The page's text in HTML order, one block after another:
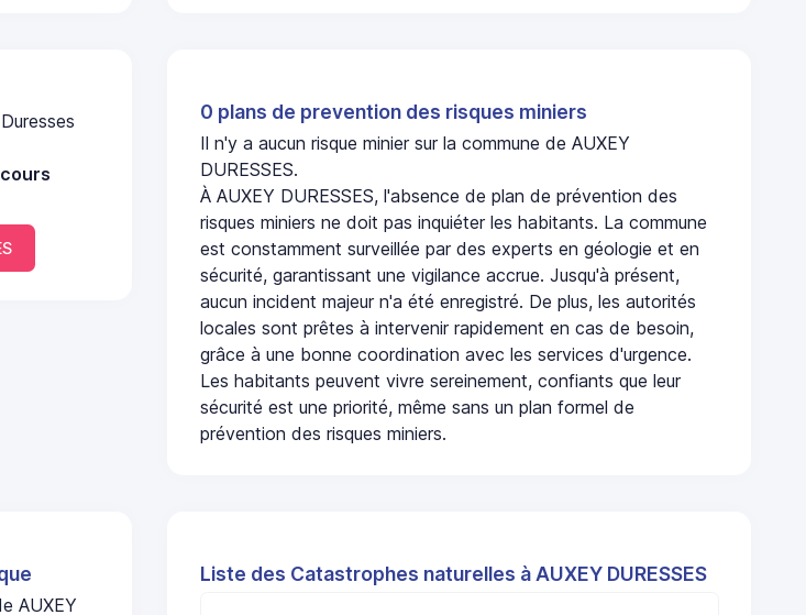
0 plans de prevention des risques miniers
Il n'y a aucun risque minier sur la commune de AUXEY
DURESSES.
À AUXEY DURESSES, l'absence de plan de prévention des
risques miniers ne doit pas inquiéter les habitants. La commune
est constamment surveillée par des experts en géologie et en
sécurité, garantissant une vigilance accrue. Jusqu'à présent,
aucun incident majeur n'a été enregistré. De plus, les autorités
locales sont prêtes à intervenir rapidement en cas de besoin,
grâce à une bonne coordination avec les services d'urgence.
Les habitants peuvent vivre sereinement, confiants que leur
sécurité est une priorité, même sans un plan formel de
prévention des risques miniers.
AUXEY
Liste des Catastrophes naturelles à AUXEY DURESSES